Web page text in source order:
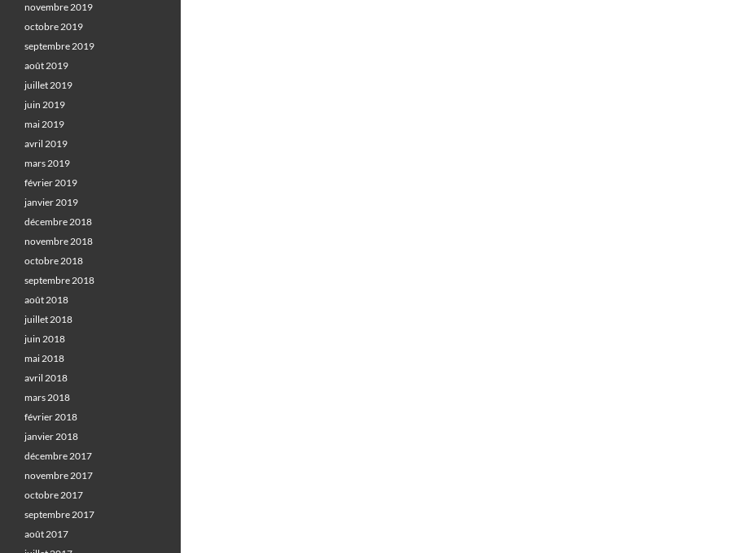
novembre 2019
octobre 2019
septembre 2019
août 2019
juillet 2019
juin 2019
mai 2019
avril 2019
mars 2019
février 2019
janvier 2019
décembre 2018
novembre 2018
octobre 2018
septembre 2018
août 2018
juillet 2018
juin 2018
mai 2018
avril 2018
mars 2018
février 2018
janvier 2018
décembre 2017
novembre 2017
octobre 2017
septembre 2017
août 2017